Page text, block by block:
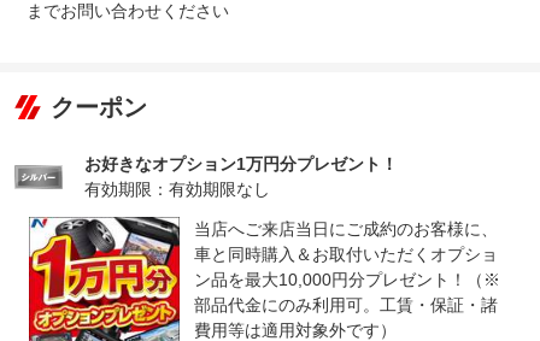
までお問い合わせください
クーポン
お好きなオプション1万円分プレゼント！
有効期限：有効期限なし
当店へご来店当日にご成約のお客様に、
車と同時購入＆お取付いただくオプショ
ン品を最大10,000円分プレゼント！（※
部品代金にのみ利用可。工賃・保証・諸
費用等は適用対象外です）